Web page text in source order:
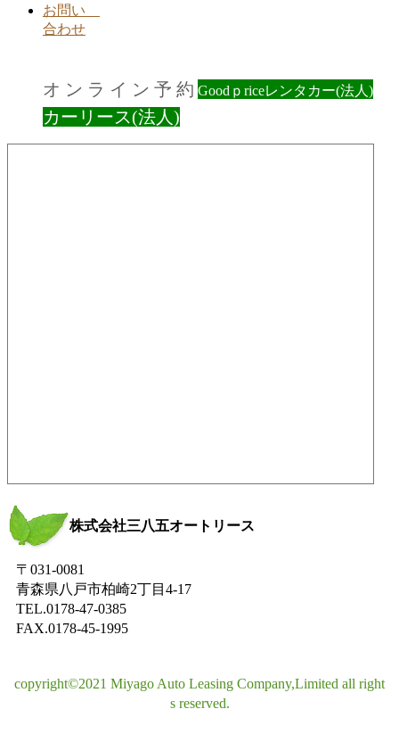
お問い
合わせ
オ ン ラ イ ン 予 約 Goodｐriceレンタカー(法人)
カーリース(法人)
株式会社三八五オートリース
〒031-0081
青森県八戸市柏崎2丁目4-17
TEL.0178-47-0385
FAX.0178-45-1995
copyright©2021 Miyago Auto Leasing Company,Limited all right
s reserved.